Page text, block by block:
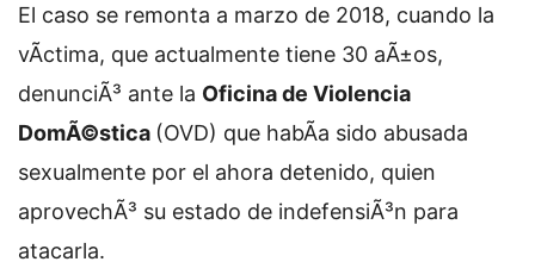
El caso se remonta a marzo de 2018, cuando la
vÃ­ctima, que actualmente tiene 30 aÃ±os,
denunciÃ³ ante la Oficina de Violencia
DomÃ©stica (OVD) que habÃ­a sido abusada
sexualmente por el ahora detenido, quien
aprovechÃ³ su estado de indefensiÃ³n para
atacarla.